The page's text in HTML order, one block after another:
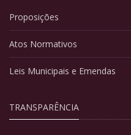
Proposições
Atos Normativos
Leis Municipais e Emendas
TRANSPARÊNCIA